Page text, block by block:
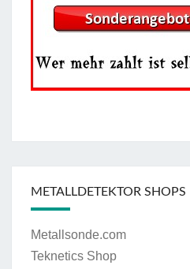
METALLDETEKTOR SHOPS
Metallsonde.com
Teknetics Shop